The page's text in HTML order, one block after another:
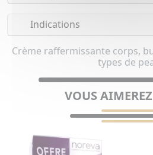
Indications
Crème raffermissante corps,
types de
VOUS